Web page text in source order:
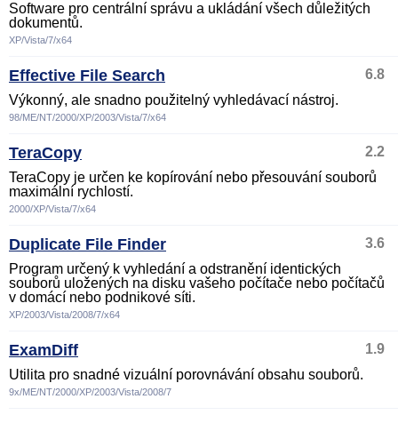
Software pro centrální správu a ukládání všech důležitých
dokumentů.
XP/Vista/7/x64
Effective File Search
6.8
Výkonný, ale snadno použitelný vyhledávací nástroj.
98/ME/NT/2000/XP/2003/Vista/7/x64
TeraCopy
2.2
TeraCopy je určen ke kopírování nebo přesouvání souborů
maximální rychlostí.
2000/XP/Vista/7/x64
Duplicate File Finder
3.6
Program určený k vyhledání a odstranění identických
souborů uložených na disku vašeho počítače nebo počítačů
v domácí nebo podnikové síti.
XP/2003/Vista/2008/7/x64
ExamDiff
1.9
Utilita pro snadné vizuální porovnávání obsahu souborů.
9x/ME/NT/2000/XP/2003/Vista/2008/7